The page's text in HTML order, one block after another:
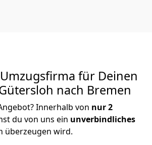
für Deinen
nach Bremen
Innerhalb von nur 2
du von uns ein unverbindliches
überzeugen wird.